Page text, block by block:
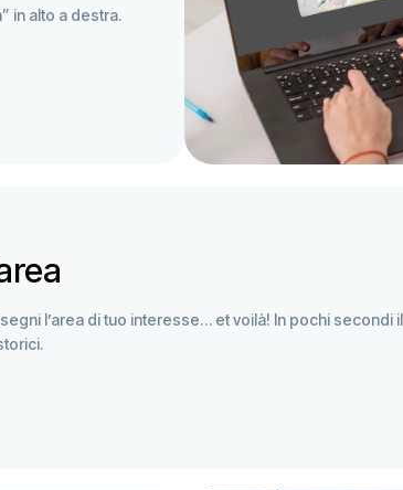
in alto a destra.
l’area di tuo interesse… et voilà! In pochi secondi